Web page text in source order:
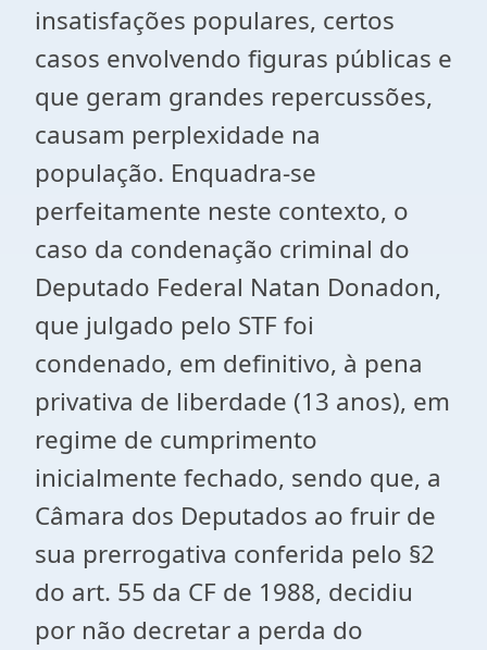
insatisfações populares, certos
casos envolvendo figuras públicas e
que geram grandes repercussões,
causam perplexidade na
população. Enquadra-se
perfeitamente neste contexto, o
caso da condenação criminal do
Deputado Federal Natan Donadon,
que julgado pelo STF foi
condenado, em definitivo, à pena
privativa de liberdade (13 anos), em
regime de cumprimento
inicialmente fechado, sendo que, a
Câmara dos Deputados ao fruir de
sua prerrogativa conferida pelo §2
do art. 55 da CF de 1988, decidiu
por não decretar a perda do